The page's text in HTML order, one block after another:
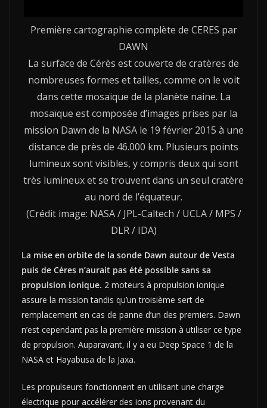
Première cartographie complète de CERES par
DAWN
La surface de Cérès est couverte de cratères de
nombreuses formes et tailles, comme on le voit
dans cette mosaïque de la planète naine. La
mosaïque est composée d’images prises par la
mission Dawn de la NASA le 19 février 2015 à une
distance de près de 46.000 km. Plusieurs points
lumineux sont visibles, y compris deux qui sont
très lumineux et se trouvent dans un seul cratère
au nord de l’équateur.
(Crédit image: NASA / JPL-Caltech / UCLA / MPS /
DLR / IDA)
La mise en orbite de la sonde Dawn autour de Vesta
puis de Céres n’aurait pas été possible sans sa
propulsion ionique. 2 moteurs à propulsion ionique
assure la mission tandis qu’un troisième sert de
remplacement en cas de panne d’un des premiers. Dawn
n’est cependant pas la première mission à utiliser ce type
de propulsion. Auparavant, il y a eu Deep Space 1 de la
NASA et Hayabusa de la Jaxa.
Les propulseurs fonctionnent en utilisant une charge
électrique pour accélérer des ions provenant du